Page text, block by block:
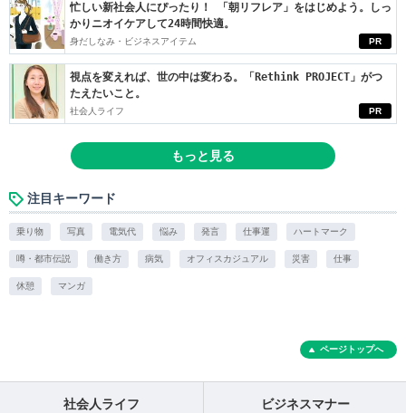
PR
忙しい新社会人にぴったり！ 「朝リフレア」をはじめよう。しっ
かりニオイケアして24時間快適。
身だしなみ・ビジネスアイテム
PR
視点を変えれば、世の中は変わる。「Rethink PROJECT」がつ
たえたいこと。
社会人ライフ
もっと見る
注目キーワード
乗り物 写真 電気代 悩み 発言 仕事運 ハートマーク
噂・都市伝説 働き方 病気 オフィスカジュアル 災害 仕事
休憩 マンガ
ページトップへ
社会人ライフ ビジネスマナー